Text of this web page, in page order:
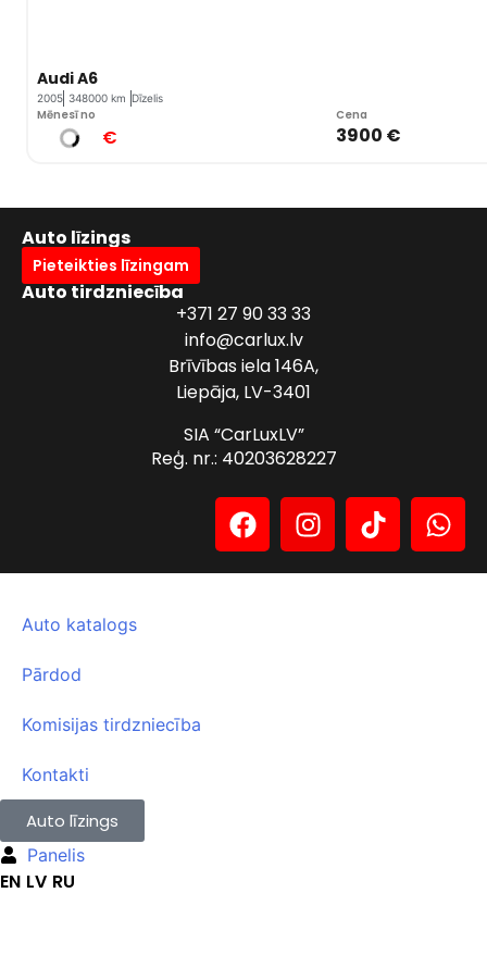
Audi A6
2005 348000 km Dīzelis
Mēnesī no
€
Cena
3900 €
Auto līzings
Pieteikties līzingam
Auto tirdzniecība
+371 27 90 33 33
info@carlux.lv
Brīvības iela 146A,
Liepāja, LV-3401
SIA “CarLuxLV”
Reģ. nr.: 40203628227
Auto katalogs
Pārdod
Komisijas tirdzniecība
Kontakti
Auto līzings
Panelis
EN LV RU